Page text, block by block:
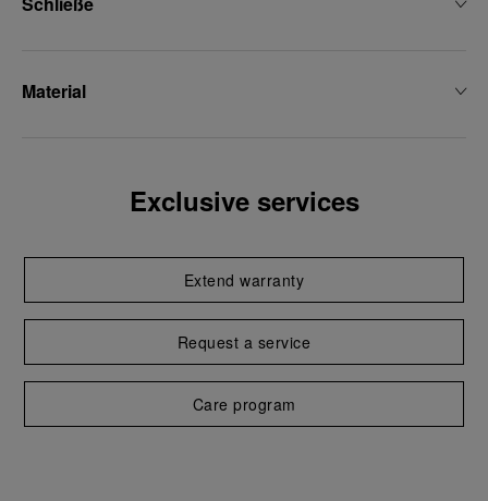
Material
Exclusive services
Extend warranty
Request a service
Care program